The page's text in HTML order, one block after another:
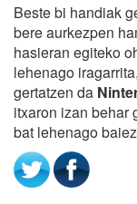
Beste bi handiak
bere aurkezpen
hasieran egiteko
lehenago
gertatzen da
itxaron izan behar
bat lehenago